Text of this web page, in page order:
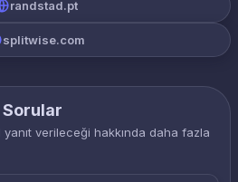
randstad.pt
splitwise.com
Sorular
yanıt verileceği hakkında daha fazla